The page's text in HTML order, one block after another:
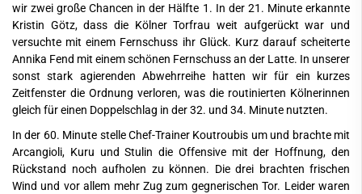
wir zwei große Chancen in der Hälfte 1. In der 21. Minute erkannte
Kristin Götz, dass die Kölner Torfrau weit aufgerückt war und
versuchte mit einem Fernschuss ihr Glück. Kurz darauf scheiterte
Annika Fend mit einem schönen Fernschuss an der Latte. In unserer
sonst stark agierenden Abwehrreihe hatten wir für ein kurzes
Zeitfenster die Ordnung verloren, was die routinierten Kölnerinnen
gleich für einen Doppelschlag in der 32. und 34. Minute nutzten.
In der 60. Minute stelle Chef-Trainer Koutroubis um und brachte mit
Arcangioli, Kuru und Stulin die Offensive mit der Hoffnung, den
Rückstand noch aufholen zu können. Die drei brachten frischen
Wind und vor allem mehr Zug zum gegnerischen Tor. Leider waren